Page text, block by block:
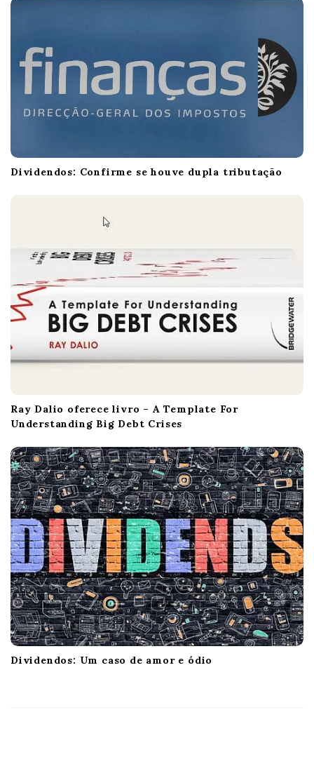
Dividendos: Confirme se houve dupla tributação
Ray Dalio oferece livro – A Template For
Understanding Big Debt Crises
Dividendos: Um caso de amor e ódio